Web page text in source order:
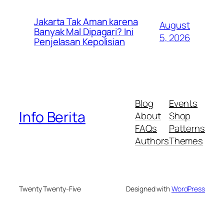
Jakarta Tak Aman karena
Banyak Mal Dipagari? Ini
Penjelasan Kepolisian
August
5, 2026
Info Berita
Blog
About
FAQs
Authors
Events
Shop
Patterns
Themes
Twenty Twenty-Five Designed withWordPress